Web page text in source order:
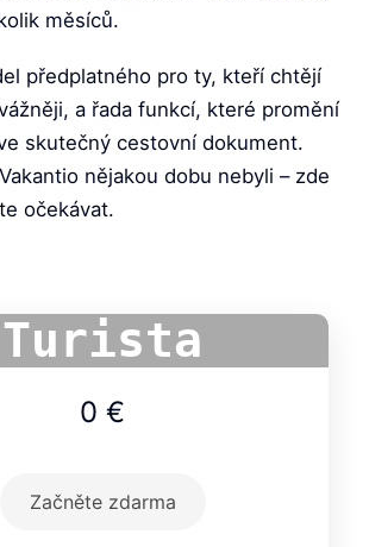
měsíců.
předplatného pro ty, kteří chtějí
a řada funkcí, které promění
skutečný cestovní dokument.
nějakou dobu nebyli – zde
očekávat.
Turista
0 €
Začněte zdarma